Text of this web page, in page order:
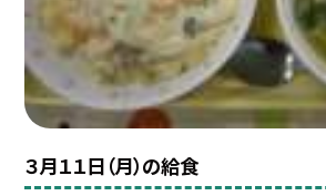
３月１１日（月）の給食